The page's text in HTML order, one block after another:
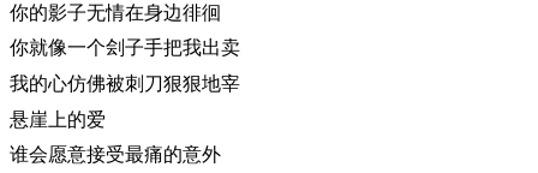
你的影子无情在身边徘徊
你就像一个刽子手把我出卖
我的心仿佛被刺刀狠狠地宰
悬崖上的爱
谁会愿意接受最痛的意外